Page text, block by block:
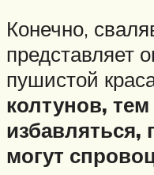
Конечно,
представляет
пушистой
колтунов,
избавляться,
могут